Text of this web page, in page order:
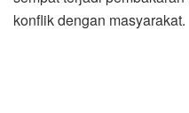
konflik dengan masyarakat.